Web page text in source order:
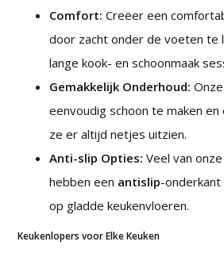
Comfort: Creëer een
door zacht onder de voeten te
lange kook- en schoonmaak
Gemakkelijk Onderhoud:
eenvoudig schoon te maken
ze er altijd netjes uitzien.
Anti-slip Opties: Veel van
hebben een antislip-
op gladde keukenvloeren.
Keukenlopers voor Elke Keuken